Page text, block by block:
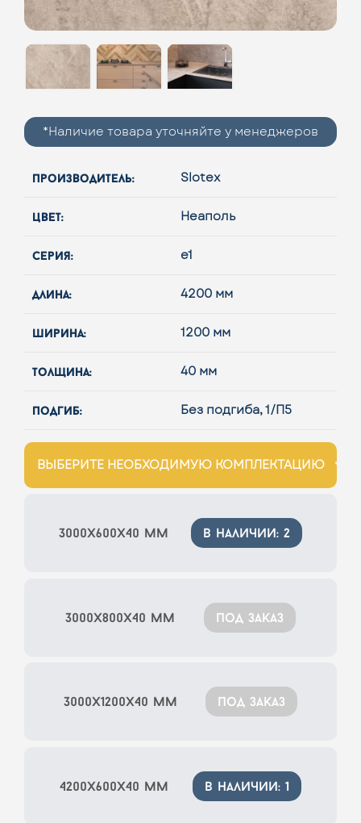
*Наличие товара уточняйте у менеджеров
производитель: Slotex
цвет: Неаполь
серия: e1
длина: 4200 мм
ширина: 1200 мм
толщина: 40 мм
подгиб: Без подгиба, 1/П5
ВЫБЕРИТЕ НЕОБХОДИМУЮ КОМПЛЕКТАЦИЮ
3000x600x40 мм в наличии: 2
3000x800x40 мм под заказ
3000x1200x40 мм под заказ
4200x600x40 мм в наличии: 1